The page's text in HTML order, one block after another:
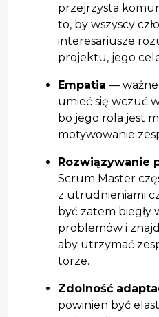
przejrzysta
to, by wszyscy
interesariusze
projektu, jego
Empatia — ważne
umieć się wczuć
bo jego rola jest
motywowanie
Rozwiązywanie
Scrum Master
z utrudnieniami
być zatem biegły
problemów i
aby utrzymać
torze.
Zdolność
powinien być